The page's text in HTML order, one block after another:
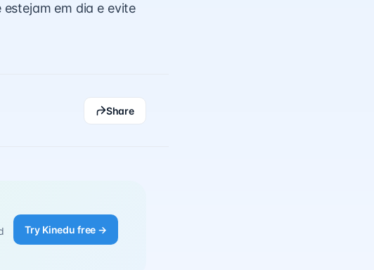
em dia e evite
Share
Try Kinedu free →